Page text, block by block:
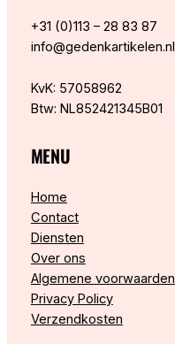
+31 (0)113 – 28 83 87
info@gedenkartikelen.nl
KvK: 57058962
Btw: NL852421345B01
MENU
Home
Contact
Diensten
Over ons
Algemene voorwaarden
Privacy Policy
Verzendkosten